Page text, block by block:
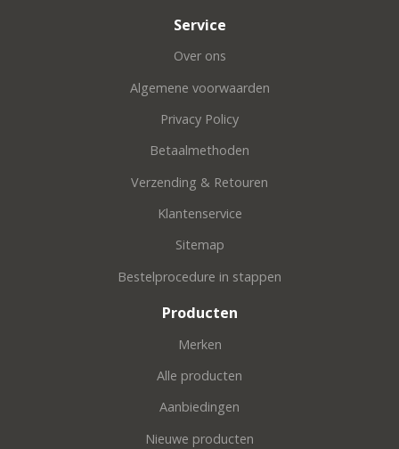
Service
Over ons
Algemene voorwaarden
Privacy Policy
Betaalmethoden
Verzending & Retouren
Klantenservice
Sitemap
Bestelprocedure in stappen
Producten
Merken
Alle producten
Aanbiedingen
Nieuwe producten